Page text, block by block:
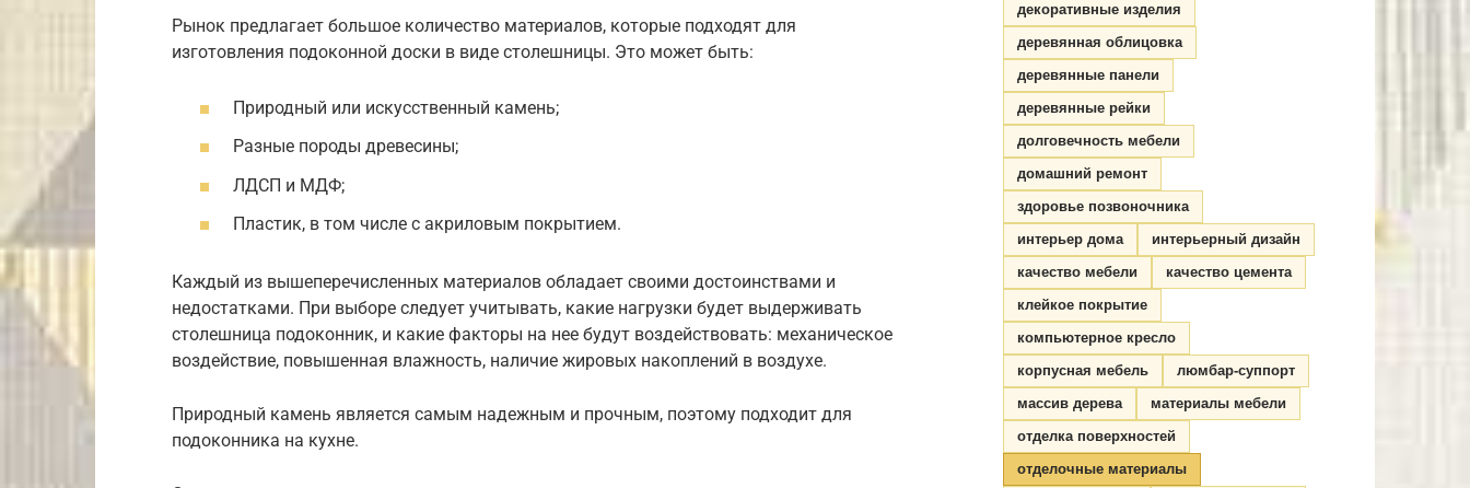
Рынок предлагает большое количество материалов, которые подходят для
изготовления подоконной доски в виде столешницы. Это может быть:
Природный или искусственный камень;
Разные породы древесины;
ЛДСП и МДФ;
Пластик, в том числе с акриловым покрытием.
Каждый из вышеперечисленных материалов обладает своими достоинствами и
недостатками. При выборе следует учитывать, какие нагрузки будет выдерживать
столешница подоконник, и какие факторы на нее будут воздействовать: механическое
воздействие, повышенная влажность, наличие жировых накоплений в воздухе.
Природный камень является самым надежным и прочным, поэтому подходит для
подоконника на кухне.
декоративные изделия
деревянная облицовка
деревянные панели
деревянные рейки
долговечность мебели
домашний ремонт
здоровье позвоночника
интерьер дома
интерьерный дизайн
качество мебели
качество цемента
клейкое покрытие
компьютерное кресло
корпусная мебель
люмбар-суппорт
массив дерева
материалы мебели
отделка поверхностей
отделочные материалы